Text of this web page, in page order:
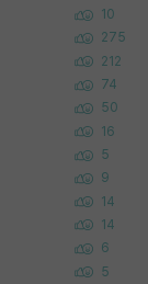
10
275
212
74
50
16
5
9
14
14
6
5